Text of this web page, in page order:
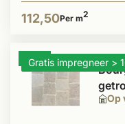
112,50Per m2
Gratis impregneer >
- 12%
Op